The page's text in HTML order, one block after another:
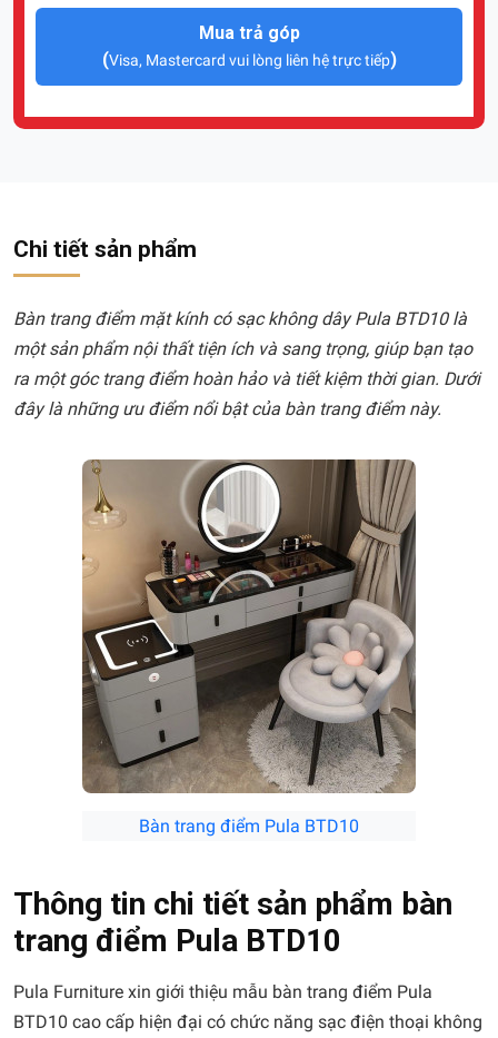
Mua trả góp
(Visa, Mastercard vui lòng liên hệ trực tiếp)
Chi tiết sản phẩm
Bàn trang điểm mặt kính có sạc không dây Pula BTD10 là
một sản phẩm nội thất tiện ích và sang trọng, giúp bạn tạo
ra một góc trang điểm hoàn hảo và tiết kiệm thời gian. Dưới
đây là những ưu điểm nổi bật của bàn trang điểm này.
Bàn trang điểm Pula BTD10
Thông tin chi tiết sản phẩm bàn
trang điểm Pula BTD10
Pula Furniture xin giới thiệu mẫu bàn trang điểm Pula
BTD10 cao cấp hiện đại có chức năng sạc điện thoại không